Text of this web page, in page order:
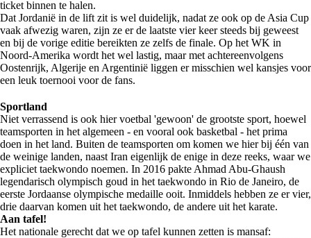
ticket binnen te halen.
Dat Jordanië in de lift zit is wel duidelijk, nadat ze ook op de Asia Cup
vaak afwezig waren, zijn ze er de laatste vier keer steeds bij geweest
en bij de vorige editie bereikten ze zelfs de finale. Op het WK in
Noord-Amerika wordt het wel lastig, maar met achtereenvolgens
Oostenrijk, Algerije en Argentinië liggen er misschien wel kansjes voor
een leuk toernooi voor de fans.
Sportland
Niet verrassend is ook hier voetbal 'gewoon' de grootste sport, hoewel
teamsporten in het algemeen - en vooral ook basketbal - het prima
doen in het land. Buiten de teamsporten om komen we hier bij één van
de weinige landen, naast Iran eigenlijk de enige in deze reeks, waar we
expliciet taekwondo noemen. In 2016 pakte Ahmad Abu-Ghaush
legendarisch olympisch goud in het taekwondo in Rio de Janeiro, de
eerste Jordaanse olympische medaille ooit. Inmiddels hebben ze er vier,
drie daarvan komen uit het taekwondo, de andere uit het karate.
Aan tafel!
Het nationale gerecht dat we op tafel kunnen zetten is mansaf: